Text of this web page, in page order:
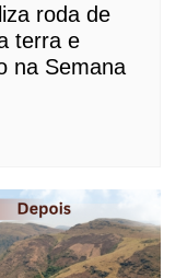
roda de
terra e
na Semana